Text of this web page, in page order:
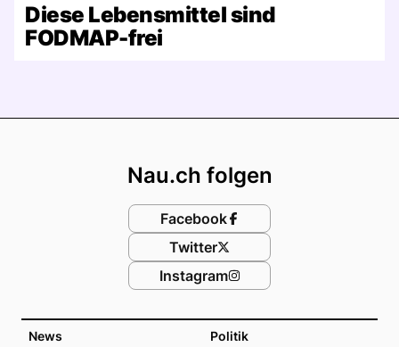
Diese Lebensmittel sind
FODMAP-frei
News Politik
Nau.ch folgen
Facebook
Twitter
Instagram